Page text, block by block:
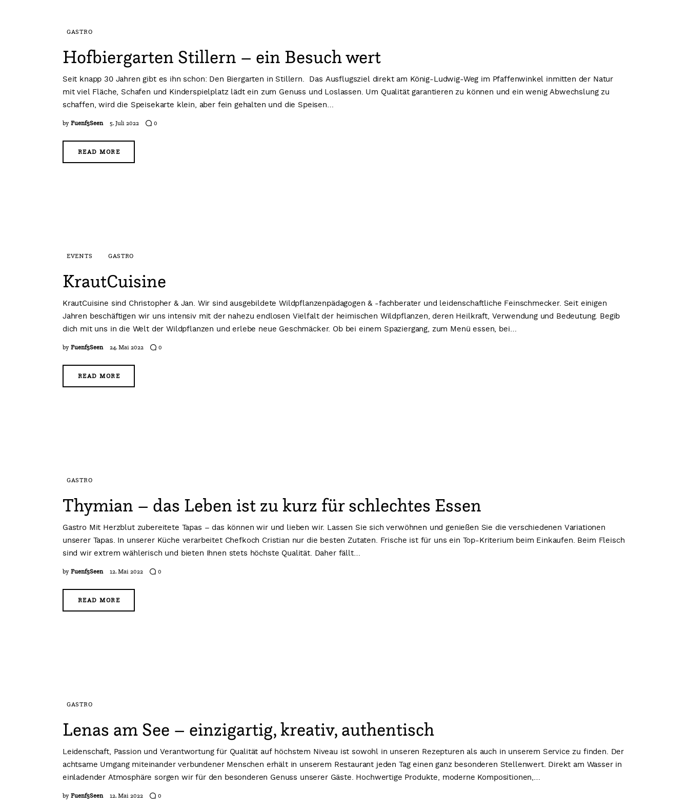
GASTRO
Hofbiergarten Stillern – ein Besuch wert
Seit knapp 30 Jahren gibt es ihn schon: Den Biergarten in Stillern. Das Ausflugsziel direkt am König-Ludwig-Weg im Pfaffenwinkel inmitten der Natur
mit viel Fläche, Schafen und Kinderspielplatz lädt ein zum Genuss und Loslassen. Um Qualität garantieren zu können und ein wenig Abwechslung zu
schaffen, wird die Speisekarte klein, aber fein gehalten und die Speisen…
by Fuenf5Seen 5. Juli 2022 0
READ MORE
EVENTS GASTRO
KrautCuisine
KrautCuisine sind Christopher & Jan. Wir sind ausgebildete Wildpflanzenpädagogen & -fachberater und leidenschaftliche Feinschmecker. Seit einigen
Jahren beschäftigen wir uns intensiv mit der nahezu endlosen Vielfalt der heimischen Wildpflanzen, deren Heilkraft, Verwendung und Bedeutung. Begib
dich mit uns in die Welt der Wildpflanzen und erlebe neue Geschmäcker. Ob bei einem Spaziergang, zum Menü essen, bei…
by Fuenf5Seen 24. Mai 2022 0
READ MORE
GASTRO
Thymian – das Leben ist zu kurz für schlechtes Essen
Gastro Mit Herzblut zubereitete Tapas – das können wir und lieben wir. Lassen Sie sich verwöhnen und genießen Sie die verschiedenen Variationen
unserer Tapas. In unserer Küche verarbeitet Chefkoch Cristian nur die besten Zutaten. Frische ist für uns ein Top-Kriterium beim Einkaufen. Beim Fleisch
sind wir extrem wählerisch und bieten Ihnen stets höchste Qualität. Daher fällt…
by Fuenf5Seen 12. Mai 2022 0
READ MORE
GASTRO
Lenas am See – einzigartig, kreativ, authentisch
Leidenschaft, Passion und Verantwortung für Qualität auf höchstem Niveau ist sowohl in unseren Rezepturen als auch in unserem Service zu finden. Der
achtsame Umgang miteinander verbundener Menschen erhält in unserem Restaurant jeden Tag einen ganz besonderen Stellenwert. Direkt am Wasser in
einladender Atmosphäre sorgen wir für den besonderen Genuss unserer Gäste. Hochwertige Produkte, moderne Kompositionen,…
by Fuenf5Seen 12. Mai 2022 0